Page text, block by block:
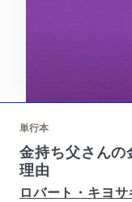
単行本
金持ち父さん
理由
ロバート・キヨサ